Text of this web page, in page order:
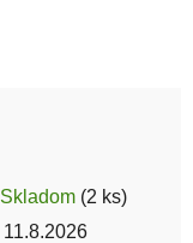
Skladom (2 ks)
11.8.2026